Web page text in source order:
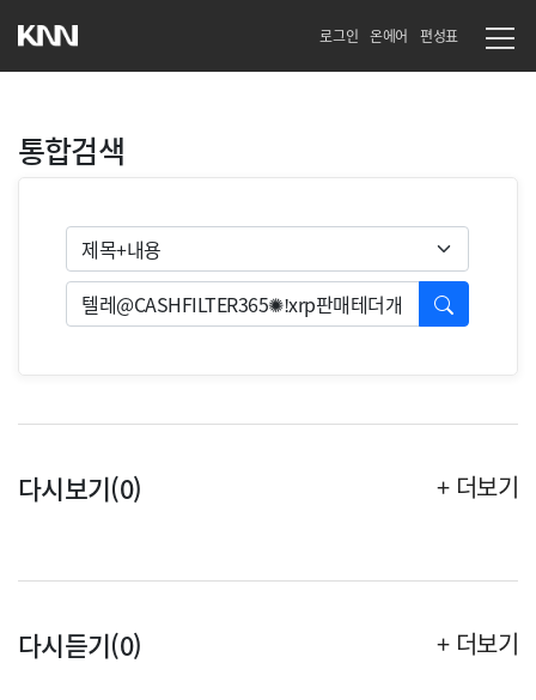
로그인 온에어 편성표
통합검색
검색유형
검색
다시보기(0) + 더보기
다시듣기(0) + 더보기